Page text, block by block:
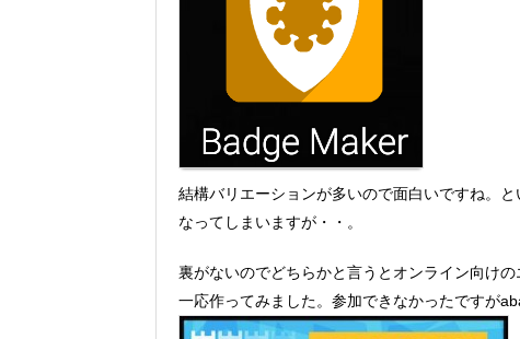
結構バリエーションが多いので面白いですね。
なってしまいますが・・。
裏がないのでどちらかと言うとオンライン向けの
一応作ってみました。参加できなかったですが